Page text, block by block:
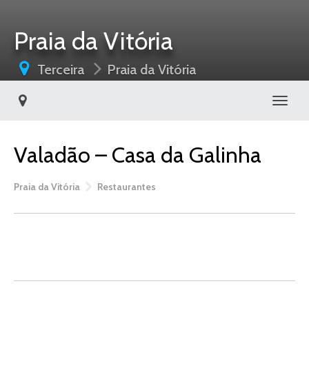
Praia da Vitória
Terceira Praia da Vitória
Valadão – Casa da Galinha
Praia da Vitória Restaurantes